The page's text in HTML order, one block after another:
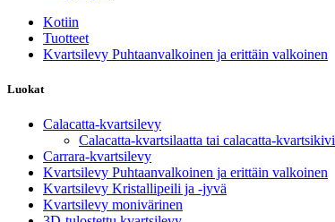
Kotiin
Tuotteet
Kvartsilevy Puhtaanvalkoinen ja erittäin valkoinen
Luokat
Calacatta-kvartsilevy
Calacatta-kvartsilaatta tai calacatta-kvartsikivi
Carrara-kvartsilevy
Kvartsilevy Puhtaanvalkoinen ja erittäin valkoinen
Kvartsilevy Kristallipeili ja -jyvä
Kvartsilevy monivärinen